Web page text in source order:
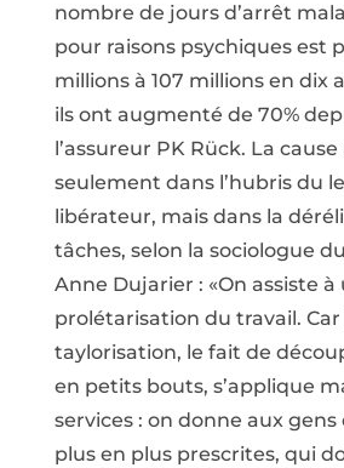
nombre de jours d’arrêt
pour raisons psychiques est
millions à 107 millions en dix
ils ont augmenté de 70%
l’assureur PK Rück. La
seulement dans l’hubris du
libérateur, mais dans la
tâches, selon la sociologue
Anne Dujarier : «On assiste
prolétarisation du travail. Car
taylorisation, le fait de
en petits bouts, s’applique
services : on donne aux gens
plus en plus prescrites, qui